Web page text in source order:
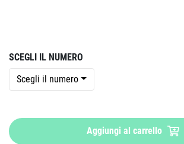
SCEGLI IL NUMERO
Scegli il numero
Aggiungi al carrello